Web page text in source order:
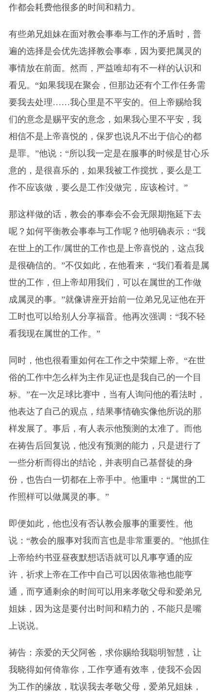
作都会耗费他很多的时间和精力。
有些弟兄姐妹在面对教会事奉与工作的矛盾时，普
遍的选择是会优先选择教会事奉，因为要把属灵的
事情放在前面。然而，严益唯却有不一样的认识和
看见。“如果我现在聚会，但那边还有个工作任务需
要我去处理……我心里是不平安的。但上帝赐给我
们的意念是赐平安的意念，如果我心里不平安，我
相信不是上帝喜悦的，保罗也说凡不出于信心的都
是罪。”他说：“所以我一定是在服事的时候是甘心乐
意的，是很喜乐的，如果我被工作搅扰，要么是工
作不应该做，要么是工作没做完，应该检讨。”
那这样做的话，教会的事奉会不会无限期拖延下去
呢？如何平衡教会事奉与工作呢？他明确表示：“我
在世上的工作/属世的工作也是上帝喜悦的，这点我
是很确信的。”不仅如此，在他看来，“我们看着是属
世的工作，但上帝却用我们，可以在属世的工作做
成属灵的事。”就像讲座开始前一位弟兄见证他在开
工时也可以给别人分享福音。他再次强调：“我不轻
看我现在属世的工作。”
同时，他也很看重如何在工作之中荣耀上帝。“在世
俗的工作中怎么样为主作见证也是我自己的一个目
标。”在一次足球比赛中，当有人询问他的看法时，
他表达了自己的观点，结果事情确实像他所说的那
样发展了。事后，有人表示他预测的太准了。而他
在祷告后回复说，他没有预测的能力，只是进行了
一些分析而得出的结论，并表明自己基督徒的身
份，也告白一切都在上帝手中。他重申：“属世的工
作照样可以做属灵的事。”
即便如此，他也没有否认教会服事的重要性。他
说：“教会的服事对我而言也是非常重要的。”他抓住
上帝给约书亚昼夜默想话语就可以凡事亨通的应
许，祈求上帝在工作中自己可以因依靠祂也能亨
通，而亨通剩余的时间可以用来孝敬父母和爱弟兄
姐妹，因为这是要付出时间和精力的，不能只是嘴
上说说。
祷告：亲爱的天父阿爸，求你赐给我聪明智慧，让
我晓得如何倚靠你，工作亨通有效率，使我不会因
为工作的缘故，耽误我去孝敬父母，爱弟兄姐妹，